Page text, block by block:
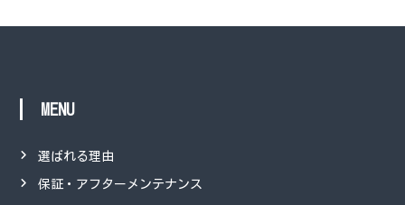
MENU
選ばれる理由
保証・アフターメンテナンス